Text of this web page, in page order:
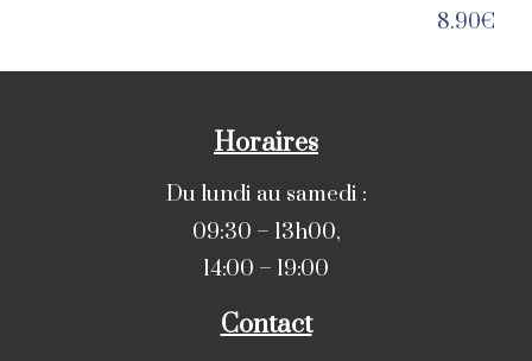
8.90€
Horaires
Du lundi au samedi :
09:30 – 13h00,
14:00 – 19:00
Contact